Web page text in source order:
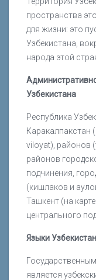
пространства
для жизни: это
Узбекистана,
народа этой
Узбекистана
Республика
Каракалпакстан
viloyat), районов
районов
подчинения,
(кишлаков и
Ташкент (на
центрального
Языки
является